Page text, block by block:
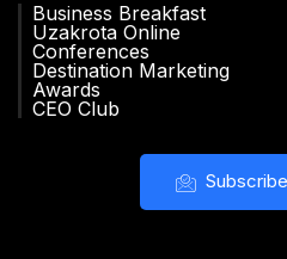
Business Breakfast
Uzakrota Online
Conferences
Destination Marketing
Awards
CEO Club